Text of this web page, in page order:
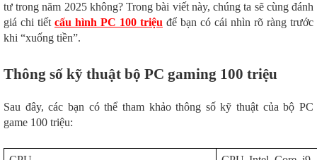
tư trong năm 2025 không? Trong bài viết này, chúng ta sẽ cùng đánh
giá chi tiết cấu hình PC 100 triệu để bạn có cái nhìn rõ ràng trước
khi “xuống tiền”.
Thông số kỹ thuật bộ PC gaming 100 triệu
Sau đây, các bạn có thể tham khảo thông số kỹ thuật của bộ PC
game 100 triệu: